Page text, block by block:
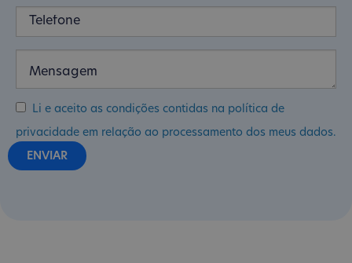
Li e aceito as condições contidas na política de
privacidade em relação ao processamento dos meus dados.